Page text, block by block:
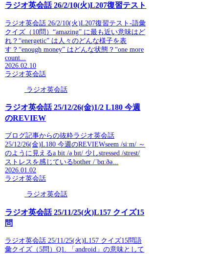
ラジオ英会話 26/2/10(火)L207復習テスト
ラジオ英会話 26/2/10(火)L207復習テスト-語彙
クイズ（10問）“amazing” に最も近い意味はど
れ？“energetic” は人々のどんな様子を表
す？“enough money” はどんな状態？“one more
count...
2026.02.10
ラジオ英会話
ラジオ英会話
ラジオ英会話 25/12/26(金)1/2 L180 今週
のREVIEW
ブログ記事からの抜粋ラジオ英会話
25/12/26(金)L180 今週のREVIEWseem /siːm/ ～
のように見えるa bit /ə bɪt/ 少しstressed /strest/
ストレスを感じているbother /ˈbɑːðə...
2026.01.02
ラジオ英会話
ラジオ英会話
ラジオ英会話 25/11/25(火)L157 クイズ15
問
ラジオ英会話 25/11/25(火)L157 クイズ15問語
彙クイズ（5問）Q1. 「android」の意味として